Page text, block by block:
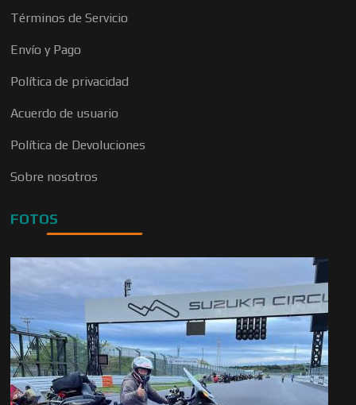
Términos de Servicio
Envío y Pago
Política de privacidad
Acuerdo de usuario
Política de Devoluciones
Sobre nosotros
FOTOS